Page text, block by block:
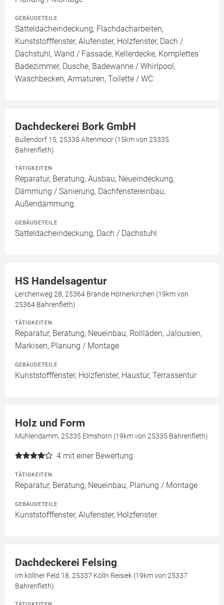
GEBÄUDETEILE
Satteldacheindeckung, Flachdacharbeiten,
Kunststofffenster, Alufenster, Holzfenster, Dach /
Dachstuhl, Wand / Fassade, Kellerdecke, Komplettes
Badezimmer, Dusche, Badewanne / Whirlpool,
Waschbecken, Armaturen, Toilette / WC
Dachdeckerei Bork GmbH
Bullendorf 15, 25335 Altenmoor (15km von 25335
Bahrenfleth)
TÄTIGKEITEN
Reparatur, Beratung, Ausbau, Neueindeckung,
Dämmung / Sanierung, Dachfenstereinbau,
Außendämmung
GEBÄUDETEILE
Satteldacheindeckung, Dach / Dachstuhl
HS Handelsagentur
Lerchenweg 28, 25364 Brande Hörnerkirchen (19km von
25364 Bahrenfleth)
TÄTIGKEITEN
Reparatur, Beratung, Neueinbau, Rollläden, Jalousien,
Markisen, Planung / Montage
GEBÄUDETEILE
Kunststofffenster, Holzfenster, Haustür, Terrassentür
Holz und Form
Mühlendamm, 25335 Elmshorn (19km von 25335 Bahrenfleth)
4 mit einer Bewertung
TÄTIGKEITEN
Reparatur, Beratung, Neueinbau, Planung / Montage
GEBÄUDETEILE
Kunststofffenster, Alufenster, Holzfenster
Dachdeckerei Felsing
Im köllner Feld 18, 25337 Kölln Reisiek (19km von 25337
Bahrenfleth)